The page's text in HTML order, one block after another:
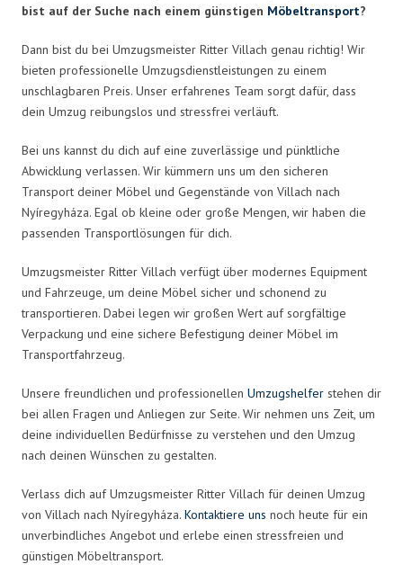
bist auf der Suche nach einem günstigen Möbeltransport?
Dann bist du bei Umzugsmeister Ritter Villach genau richtig! Wir
bieten professionelle Umzugsdienstleistungen zu einem
unschlagbaren Preis. Unser erfahrenes Team sorgt dafür, dass
dein Umzug reibungslos und stressfrei verläuft.
Bei uns kannst du dich auf eine zuverlässige und pünktliche
Abwicklung verlassen. Wir kümmern uns um den sicheren
Transport deiner Möbel und Gegenstände von Villach nach
Nyíregyháza. Egal ob kleine oder große Mengen, wir haben die
passenden Transportlösungen für dich.
Umzugsmeister Ritter Villach verfügt über modernes Equipment
und Fahrzeuge, um deine Möbel sicher und schonend zu
transportieren. Dabei legen wir großen Wert auf sorgfältige
Verpackung und eine sichere Befestigung deiner Möbel im
Transportfahrzeug.
Unsere freundlichen und professionellen Umzugshelfer stehen dir
bei allen Fragen und Anliegen zur Seite. Wir nehmen uns Zeit, um
deine individuellen Bedürfnisse zu verstehen und den Umzug
nach deinen Wünschen zu gestalten.
Verlass dich auf Umzugsmeister Ritter Villach für deinen Umzug
von Villach nach Nyíregyháza. Kontaktiere uns noch heute für ein
unverbindliches Angebot und erlebe einen stressfreien und
günstigen Möbeltransport.